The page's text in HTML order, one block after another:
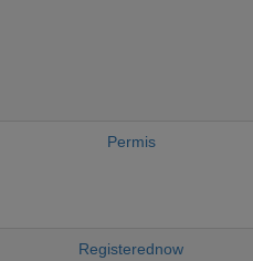
Permis
Registerednow